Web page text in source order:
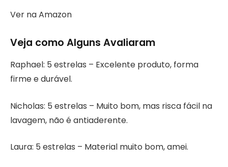
Ver na Amazon
Veja como Alguns Avaliaram
Raphael: 5 estrelas – Excelente produto, forma
firme e durável.
Nicholas: 5 estrelas – Muito bom, mas risca fácil na
lavagem, não é antiaderente.
Laura: 5 estrelas – Material muito bom, amei.